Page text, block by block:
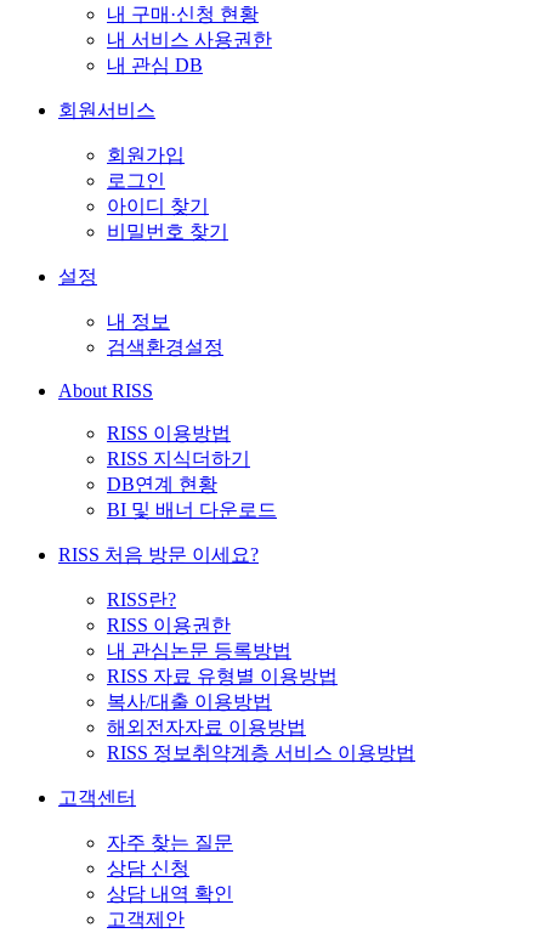
내 구매·신청 현황
내 서비스 사용권한
내 관심 DB
회원서비스
회원가입
로그인
아이디 찾기
비밀번호 찾기
설정
내 정보
검색환경설정
About RISS
RISS 이용방법
RISS 지식더하기
DB연계 현황
BI 및 배너 다운로드
RISS 처음 방문 이세요?
RISS란?
RISS 이용권한
내 관심논문 등록방법
RISS 자료 유형별 이용방법
복사/대출 이용방법
해외전자자료 이용방법
RISS 정보취약계층 서비스 이용방법
고객센터
자주 찾는 질문
상담 신청
상담 내역 확인
고객제안